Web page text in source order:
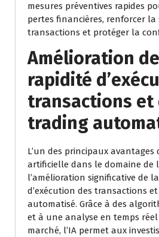
mesures préventives rapides
pertes financières, renforcer la
transactions et protéger la
Amélioration
rapidité
transactions et
trading
L’un des principaux avantages
artificielle dans le domaine de
l’amélioration significative de
d’exécution des transactions
automatisé. Grâce à des
et à une analyse en temps
marché, l’IA permet aux